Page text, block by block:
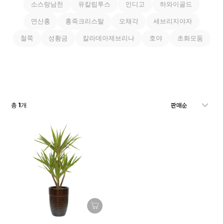
소스랑남천 유칼립투스 인디고 하와이골드
연산홍 홍죽크리스탈 오채각 세브리지야자
철쭉 성황금 칼라데아제브리나 호야 초화모둠
총1개